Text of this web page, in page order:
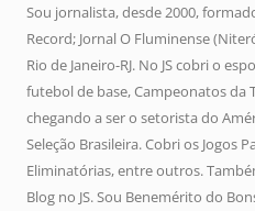
Sou jornalista, desde 2000,
Record; Jornal O Fluminense
Rio de Janeiro-RJ. No JS cobri o
futebol de base, Campeonatos da
chegando a ser o setorista do
Seleção Brasileira. Cobri os Jogos
Eliminatórias, entre outros.
Blog no JS. Sou Benemérito do